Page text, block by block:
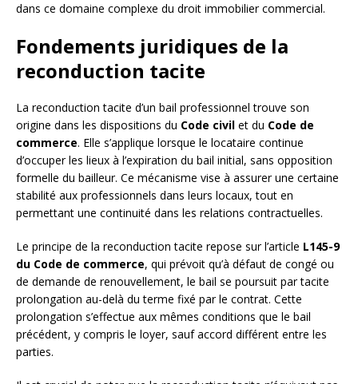
dans ce domaine complexe du droit immobilier commercial.
Fondements juridiques de la
reconduction tacite
La reconduction tacite d’un bail professionnel trouve son
origine dans les dispositions du Code civil et du Code de
commerce. Elle s’applique lorsque le locataire continue
d’occuper les lieux à l’expiration du bail initial, sans opposition
formelle du bailleur. Ce mécanisme vise à assurer une certaine
stabilité aux professionnels dans leurs locaux, tout en
permettant une continuité dans les relations contractuelles.
Le principe de la reconduction tacite repose sur l’article L145-9
du Code de commerce, qui prévoit qu’à défaut de congé ou
de demande de renouvellement, le bail se poursuit par tacite
prolongation au-delà du terme fixé par le contrat. Cette
prolongation s’effectue aux mêmes conditions que le bail
précédent, y compris le loyer, sauf accord différent entre les
parties.